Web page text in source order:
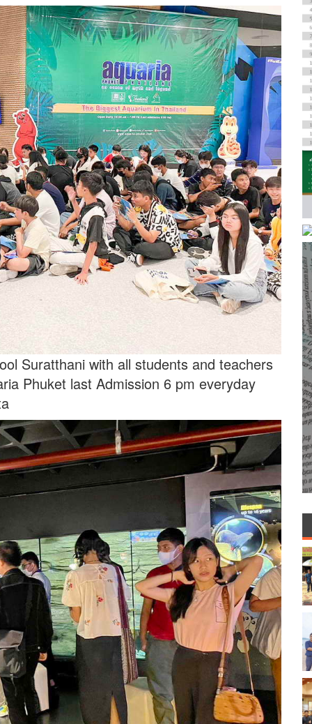
Suratthani with all students and teachers
Phuket last Admission 6 pm everyday